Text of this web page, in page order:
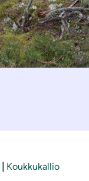
Koukkukallio